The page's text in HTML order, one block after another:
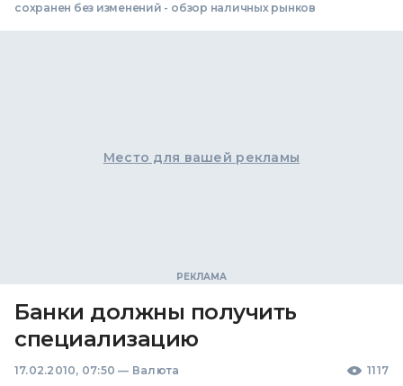
сохранен без изменений - обзор наличных рынков
Место для вашей рекламы
Банки должны получить
специализацию
17.02.2010, 07:50 — Валюта 1117